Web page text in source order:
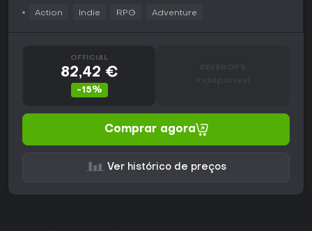
Action Indie RPG Adventure
OFFICIAL
82,42 €
-15%
Indisponível
Comprar agora
Ver histórico de preços